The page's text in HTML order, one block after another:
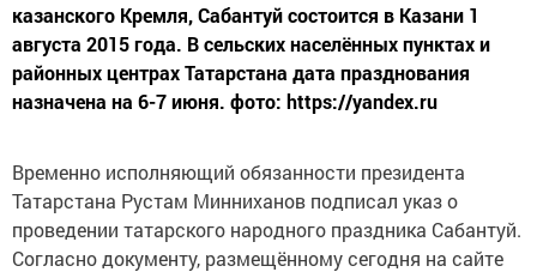
казанского Кремля, Сабантуй состоится в Казани 1
августа 2015 года. В сельских населённых пунктах и
районных центрах Татарстана дата празднования
назначена на 6-7 июня. фото: https://yandex.ru
Временно исполняющий обязанности президента
Татарстана Рустам Минниханов подписал указ о
проведении татарского народного праздника Сабантуй.
Согласно документу, размещённому сегодня на сайте